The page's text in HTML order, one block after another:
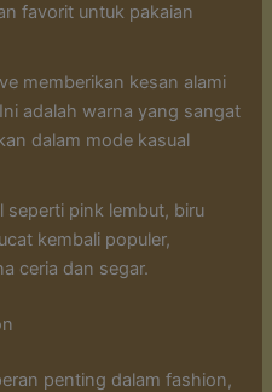
favorit untuk pakaian
memberikan kesan alami
adalah warna yang sangat
dalam mode kasual
seperti pink lembut, biru
kembali populer,
ceria dan segar.
penting dalam fashion,